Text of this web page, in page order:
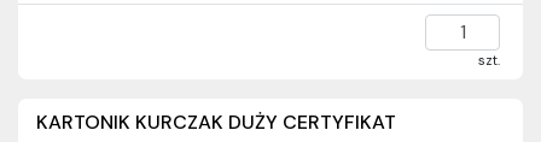
szt.
KARTONIK KURCZAK DUŻY CERTYFIKAT